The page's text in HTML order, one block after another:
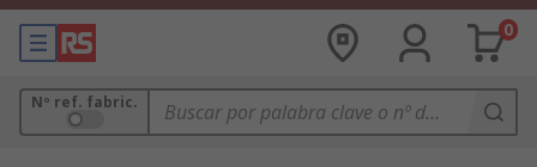
0
Nº ref. fabric.